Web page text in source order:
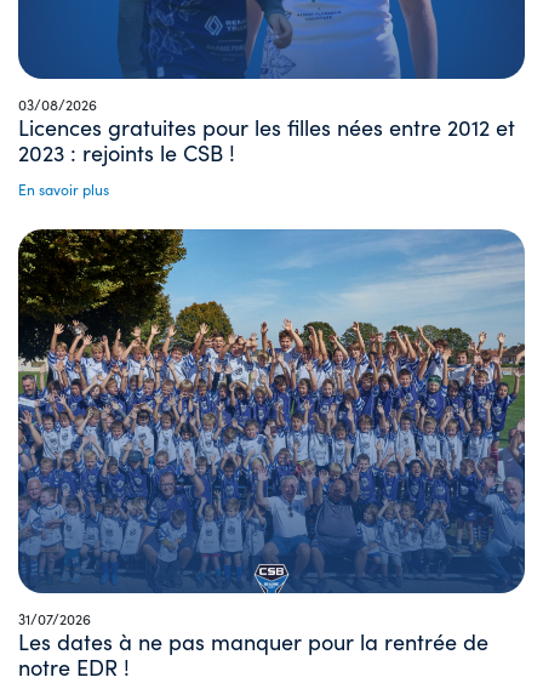
03/08/2026
Licences gratuites pour les filles nées entre 2012 et
2023 : rejoints le CSB !
En savoir plus
31/07/2026
Les dates à ne pas manquer pour la rentrée de
notre EDR !